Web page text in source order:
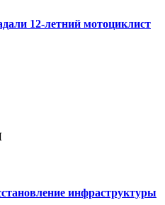
12-летний мотоциклист
инфраструктуры